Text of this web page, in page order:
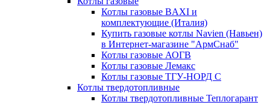
Котлы газовые BAXI и
комплектующие (Италия)
Купить газовые котлы Navien (Навьен)
в Интернет-магазине "АрмСнаб"
Котлы газовые АОГВ
Котлы газовые Лемакс
Котлы газовые ТГУ-НОРД С
Котлы твердотопливные
Котлы твердотопливные Теплогарант